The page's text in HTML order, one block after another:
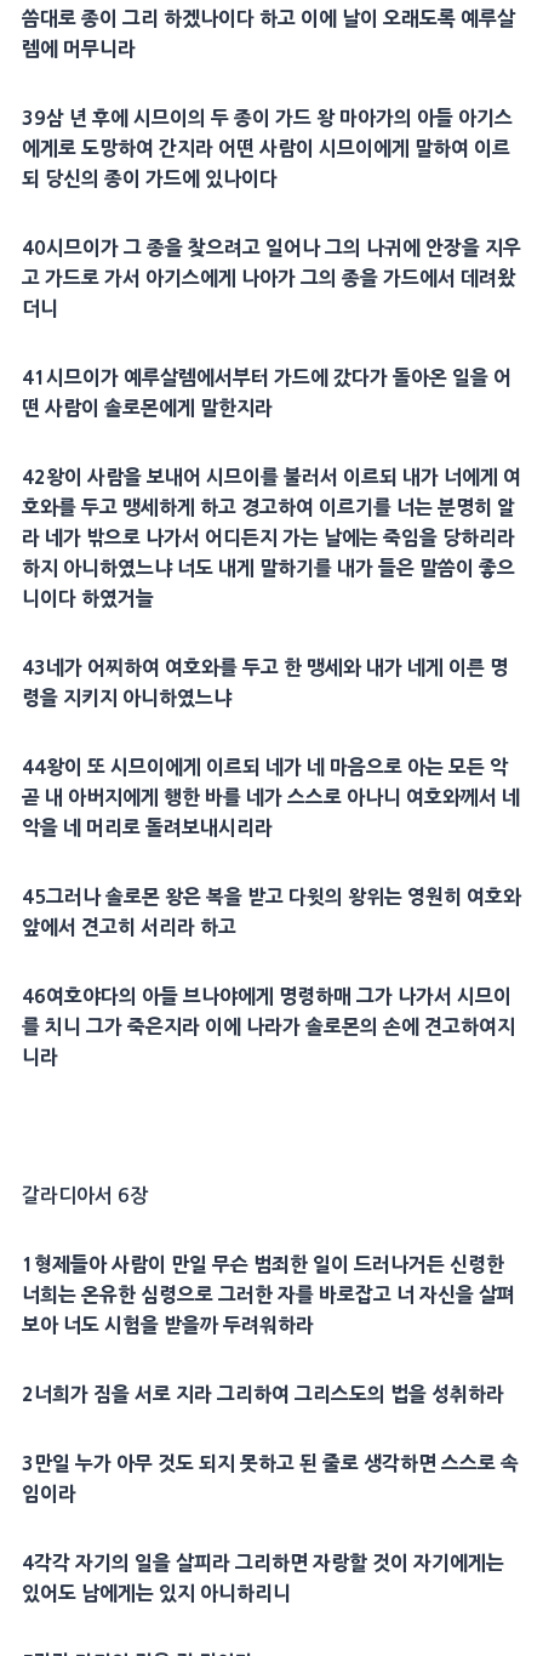
씀대로 종이 그리 하겠나이다 하고 이에 날이 오래도록 예루살
렘에 머무니라
39삼 년 후에 시므이 의 두 종이 가드왕 마아가의 아들 아기스
에게로 도망하여 간지라 어떤 사람이 시므이 에게 말하여 이르
되 당신의 종이 가드에 있나이다
40시므이 가 그 종을 찾으려고 일어나 그의 나귀에 안장을 지우
고 가드로 가서 아기스에게 나아가 그의 종을 가드에서 데려왔
더니
41 시므이 가 예루살렘에서부터 가드에 갔다가 돌아온 일을 어
떤 사람이 솔로몬에게 말한지라
42왕이 사람을 보내어 시므이 를 불러서 이르되 내가 너에게 여
호와를 두고 맹세 하게 하고 경고하여 이르기를 너는 분명히 알
라 네가 밖으로 나가서 어디든지 가는 날에는 죽임을 당하리라
하지 아니하였느냐 너도 내게 말하기를 내가 들은 말씀이 좋으
니이다 하였거늘
43네가 어찌하여 여호와를 두고 한 맹세 와 내가 네게 이른 명
령을 지키지 아니하였느냐
44왕이 또 시므이 에게 이르되 네가 네 마음으로 아는 모든 악
곧 내 아버지 에게 행한 바를 네가 스스로 아나니 여호와께서 네
악을 네 머리 로 돌려보내시리라
45그러나솔로몬왕은 복을 받고 다윗의 왕위는 영원히 여호와
앞에서 견고히 서리라 하고
46여호야다의 아들 브나야에게 명령하매 그가 나가서 시므이
를 치니 그가 죽은지라 이에 나라가 솔로몬의 손에 견고하여지
니라
갈라디아서 6장
1 형제 들아 사람이 만일 무슨 범죄 한 일이 드러나거든 신령한
너희는 온유한 심령으로 그러한 자를 바로잡고 너 자신을 살펴
보아 너도 시험을 받을까 두려워하라
2너희가 짐을 서로 지라 그리하여 그리스도의 법을 성취하라
3만일 누가 아무 것도 되지 못하고 된 줄로 생각하면 스스로 속
임이라
4각각 자기의 일을 살피라 그리하면 자랑할 것이 자기에게는
있어도 남에게는 있지 아니하리니